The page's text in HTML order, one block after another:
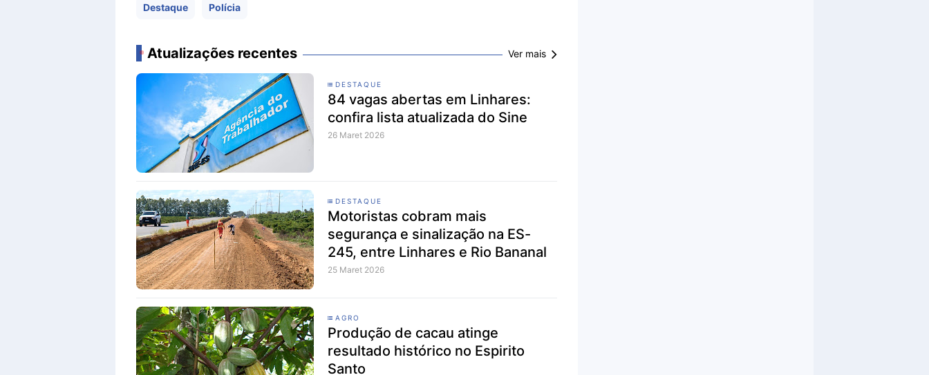
Destaque Polícia
Atualizações recentes Ver mais
DESTAQUE
84 vagas abertas em Linhares:
confira lista atualizada do Sine
26 Maret 2026
DESTAQUE
Motoristas cobram mais
segurança e sinalização na ES-
245, entre Linhares e Rio Bananal
25 Maret 2026
AGRO
Produção de cacau atinge
resultado histórico no Espirito
Santo